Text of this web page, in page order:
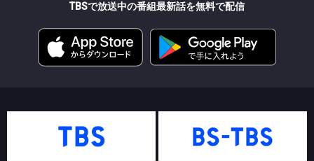
TBSで放送中の番組最新話を無料で配信